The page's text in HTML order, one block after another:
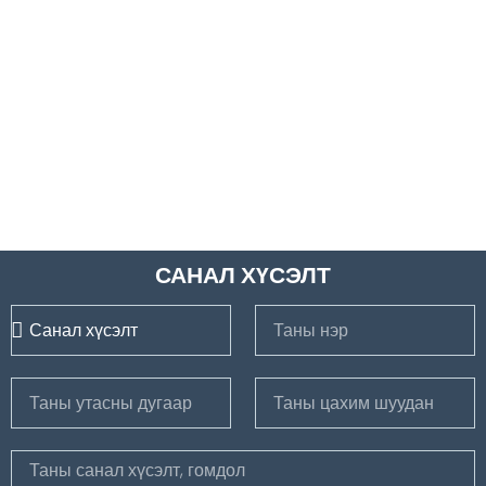
САНАЛ ХҮСЭЛТ